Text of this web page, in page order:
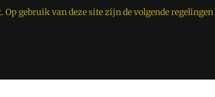
gebruik van deze site zijn de volgende